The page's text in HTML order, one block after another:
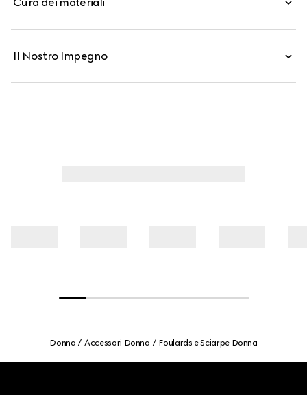
Il Nostro Impegno
Donna Accessori Donna Foulards e Sciarpe Donna